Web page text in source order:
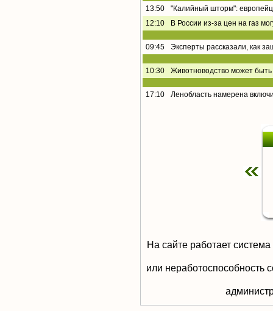
13:50
"Калийный шторм":
12:10
В России из-за цен на газ
09:45 Эксперты рассказали, как
10:30 Животноводство может
17:10 Ленобласть намерена
На сайте работает
или неработоспособность